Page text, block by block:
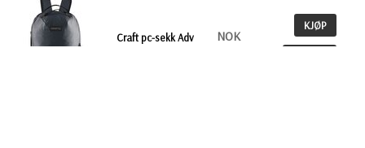
Craft pc-sekk Adv
NOK
KJØP